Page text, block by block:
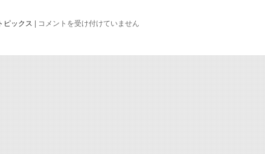
ピックス
公
「家
庭
で
出
来
る
簡
単
実
験」
を
コメントを受け付けていません